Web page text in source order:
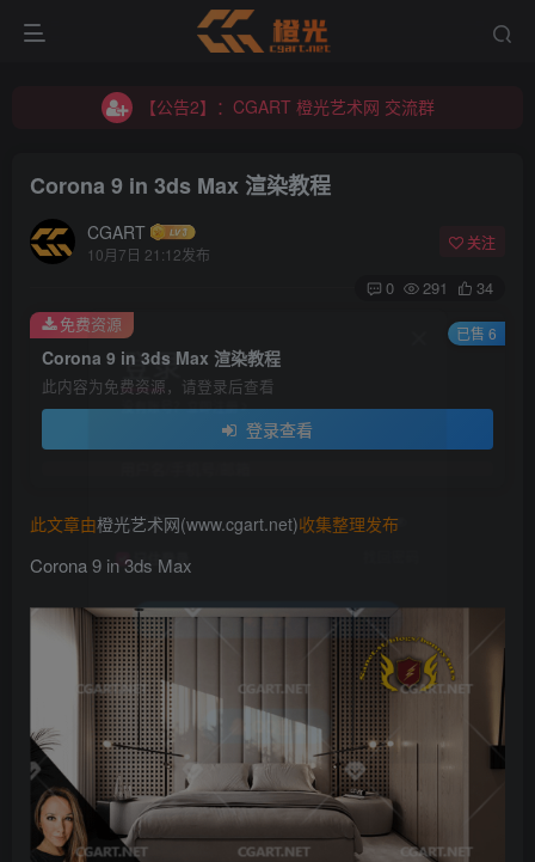
【公告2】：CGART 橙光艺术网 交流群
【公告2】：CGART 橙光艺术网 交流群
Corona 9 in 3ds Max 渲染教程
CGART
10月7日 21:12发布
关注
0 291 34
Corona 9 in 3ds Max 渲染教程
此内容为免费资源，请登录后查看
登录查看
免费资源 已售 6
此文章由橙光艺术网(www.cgart.net)收集整理发布
Corona 9 in 3ds Max
登录
没有账号？立即注册
登录密码
记住登录
社交账号登录
QQ登录